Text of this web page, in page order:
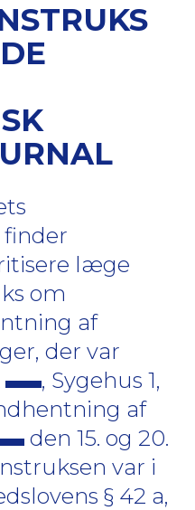
læge
om
af
der var
, Sygehus 1,
af
den 15. og 20.
var i
§ 42 a,